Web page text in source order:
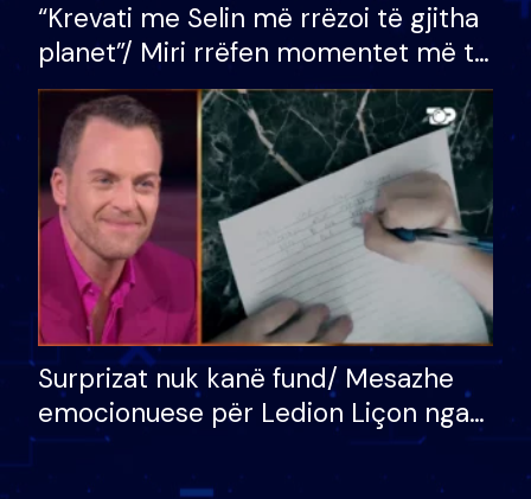
“Krevati me Selin më rrëzoi të gjitha
planet”/ Miri rrëfen momentet më të
bukura në shtëpinë e BB VIP: Do më
mungojë zilja e mëngjesit kur…
Surprizat nuk kanë fund/ Mesazhe
emocionuese për Ledion Liçon nga
nëna dhe fëmijët e tij, moderatori
nuk i mban dot lotët: Nuk meritoj…